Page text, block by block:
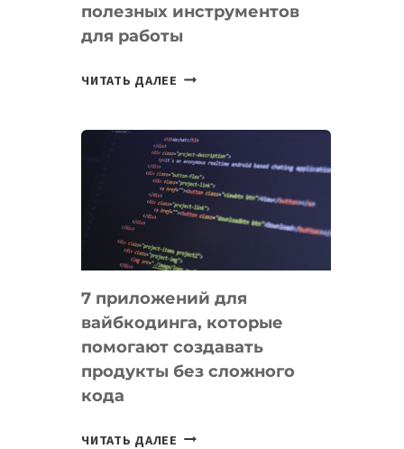
полезных инструментов
для работы
ЧИТАТЬ ДАЛЕЕ ТАСК-
ПОЛЕЗНЫХ
ИНСТРУМЕНТОВ
ДЛЯ
РАБОТЫ
7 приложений для
вайбкодинга, которые
помогают создавать
продукты без сложного
кода
ЧИТАТЬ ДАЛЕЕ